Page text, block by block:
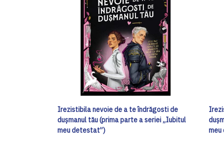
Irezistibila nevoie de a te îndrăgosti de
dușmanul tău (prima parte a seriei „Iubitul
meu detestat”)